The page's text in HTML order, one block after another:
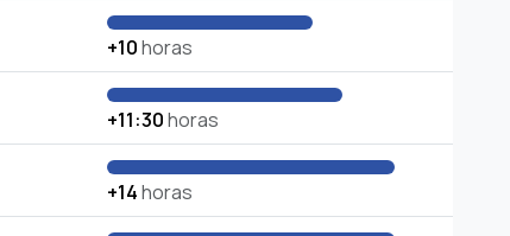
+10horas
+11:30horas
+14horas